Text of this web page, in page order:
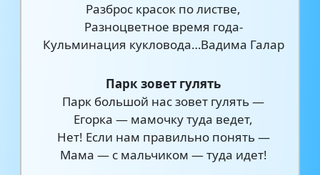
Разброс красок по листве,
Разноцветное время года-
Кульминация кукловода…Вадима Галар
Парк зовет гулять
Парк большой нас зовет гулять —
Егорка — мамочку туда ведет,
Нет! Если нам правильно понять —
Мама — с мальчиком — туда идет!